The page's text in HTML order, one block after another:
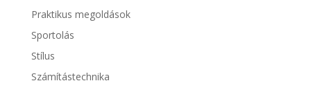
Praktikus megoldások
Sportolás
Stílus
Számítástechnika